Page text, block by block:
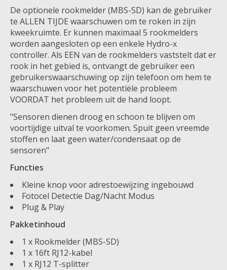
De optionele rookmelder (MBS-SD) kan de gebruiker
te ALLEN TIJDE waarschuwen om te roken in zijn
kweekruimte. Er kunnen maximaal 5 rookmelders
worden aangesloten op een enkele Hydro-x
controller. Als EEN van de rookmelders vaststelt dat er
rook in het gebied is, ontvangt de gebruiker een
gebruikerswaarschuwing op zijn telefoon om hem te
waarschuwen voor het potentiële probleem
VOORDAT het probleem uit de hand loopt.
"Sensoren dienen droog en schoon te blijven om
voortijdige uitval te voorkomen. Spuit geen vreemde
stoffen en laat geen water/condensaat op de
sensoren"
Functies
Kleine knop voor adrestoewijzing ingebouwd
Fotocel Detectie Dag/Nacht Modus
Plug & Play
Pakketinhoud
1 x Rookmelder (MBS-SD)
1 x 16ft RJ12-kabel
1 x RJ12 T-splitter